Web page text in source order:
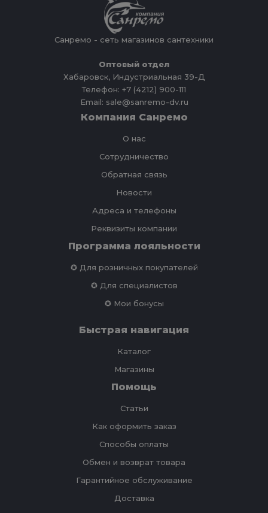
Санремо - сеть магазинов сантехники
Оптовый отдел
Хабаровск, Индустриальная 39-Д
Телефон: +7 (4212) 900-111
Email: sale@sanremo-dv.ru
Компания Санремо
О нас
Сотрудничество
Обратная связь
Новости
Адреса и телефоны
Реквизиты компании
Программа лояльности
✪ Для розничных покупателей
✪ Для специалистов
✪ Мои бонусы
Быстрая навигация
Каталог
Магазины
Помощь
Статьи
Как оформить заказ
Способы оплаты
Обмен и возврат товара
Гарантийное обслуживание
Доставка